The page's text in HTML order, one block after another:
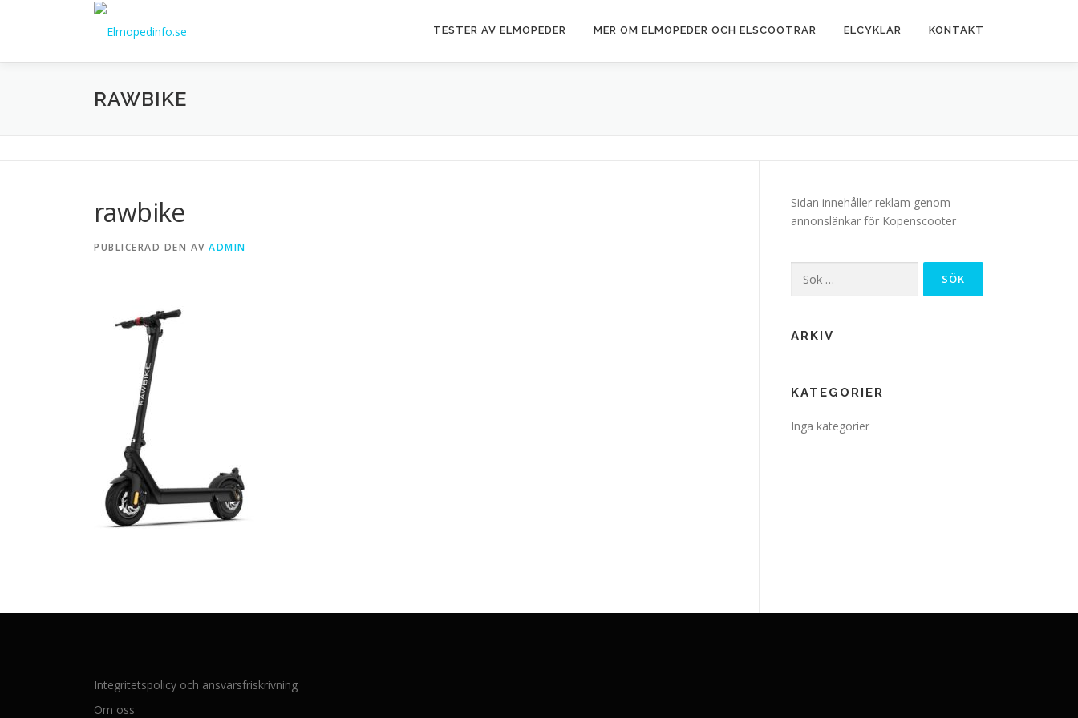
TESTER AV ELMOPEDER MER OM ELMOPEDER OCH ELSCOOTRAR ELCYKLAR KONTAKT
RAWBIKE
rawbike
PUBLICERAD DEN AV ADMIN
Sidan innehåller reklam genom
annonslänkar för Kopenscooter
efter:
ARKIV
KATEGORIER
Inga kategorier
Integritetspolicy och ansvarsfriskrivning
Om oss